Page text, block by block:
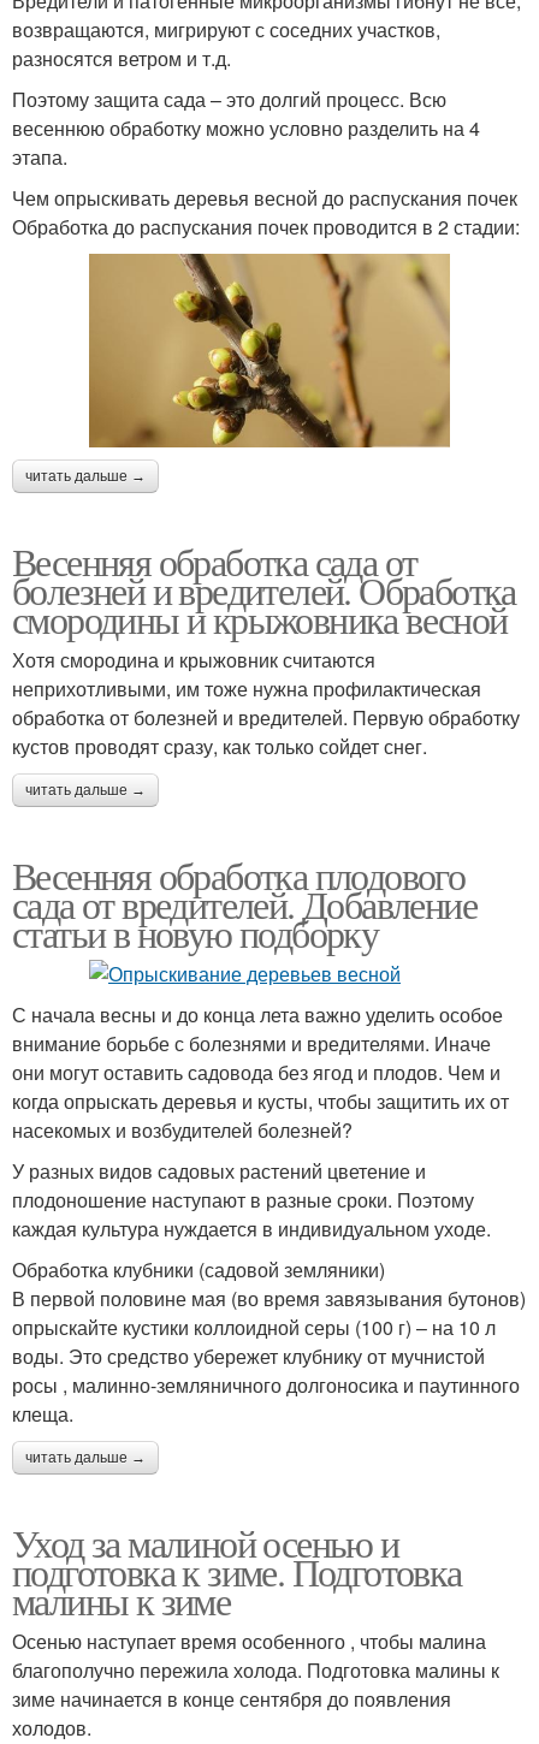
возвращаются, мигрируют с соседних участков,
разносятся ветром и т.д.
Поэтому защита сада – это долгий процесс. Всю
весеннюю обработку можно условно разделить на 4
этапа.
Чем опрыскивать деревья весной до распускания почек
Обработка до распускания почек проводится в 2 стадии:
читать дальше →
Весенняя обработка сада от
болезней и вредителей. Обработка
смородины и крыжовника весной
Хотя смородина и крыжовник считаются
неприхотливыми, им тоже нужна профилактическая
обработка от болезней и вредителей. Первую обработку
кустов проводят сразу, как только сойдет снег.
читать дальше →
Весенняя обработка плодового
сада от вредителей. Добавление
статьи в новую подборку
С начала весны и до конца лета важно уделить особое
внимание борьбе с болезнями и вредителями. Иначе
они могут оставить садовода без ягод и плодов. Чем и
когда опрыскать деревья и кусты, чтобы защитить их от
насекомых и возбудителей болезней?
У разных видов садовых растений цветение и
плодоношение наступают в разные сроки. Поэтому
каждая культура нуждается в индивидуальном уходе.
Обработка клубники (садовой земляники)
В первой половине мая (во время завязывания бутонов)
опрыскайте кустики коллоидной серы (100 г) – на 10 л
воды. Это средство убережет клубнику от мучнистой
росы , малинно-земляничного долгоносика и паутинного
клеща.
читать дальше →
Уход за малиной осенью и
подготовка к зиме. Подготовка
малины к зиме
Осенью наступает время особенного , чтобы малина
благополучно пережила холода. Подготовка малины к
зиме начинается в конце сентября до появления
холодов.